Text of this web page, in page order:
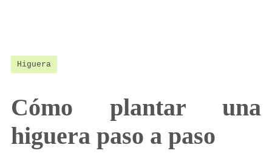
Higuera
Cómo plantar una
higuera paso a paso